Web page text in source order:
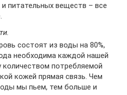
питательных веществ – все
состоят из воды на 80%,
необходима каждой нашей
потребляемой
кожей прямая связь. Чем
мы пьем, тем больше и